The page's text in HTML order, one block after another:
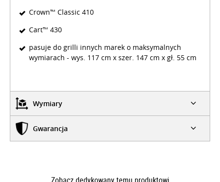
Crown™ Classic 410
Cart™ 430
pasuje do grilli innych marek o maksymalnych
wymiarach - wys. 117 cm x szer. 147 cm x gł. 55 cm
Wymiary
Gwarancja